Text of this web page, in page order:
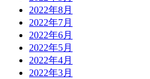
2022年8月
2022年7月
2022年6月
2022年5月
2022年4月
2022年3月